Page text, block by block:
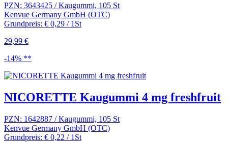
PZN: 3643425 / Kaugummi, 105 St
Kenvue Germany GmbH (OTC)
Grundpreis: € 0,29 / 1St
29,99 €
-14% **
NICORETTE Kaugummi 4 mg freshfruit
PZN: 1642887 / Kaugummi, 105 St
Kenvue Germany GmbH (OTC)
Grundpreis: € 0,22 / 1St